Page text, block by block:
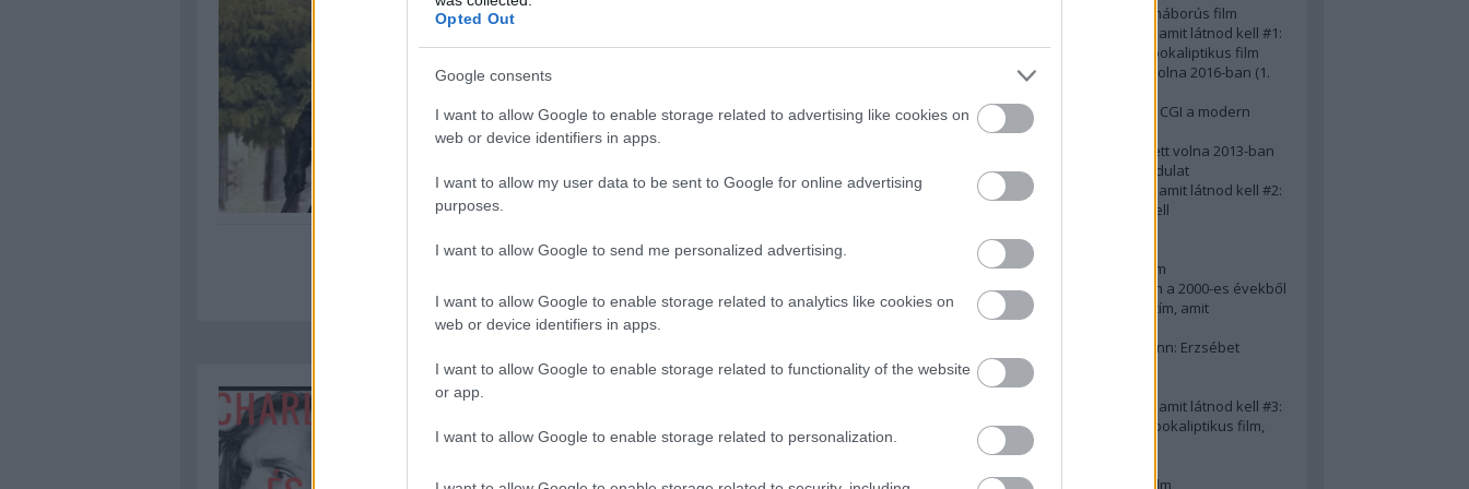
Opted Out
Google consents
I want to allow Google to enable storage related to advertising like cookies on
web or device identifiers in apps.
I want to allow my user data to be sent to Google for online advertising
purposes.
I want to allow Google to send me personalized advertising.
I want to allow Google to enable storage related to analytics like cookies on
web or device identifiers in apps.
I want to allow Google to enable storage related to functionality of the website
or app.
I want to allow Google to enable storage related to personalization.
Zorro (1975)
fel a filmvásznat a spanyol
tempramentumával, és nagyon jól
hős akit gyerekként lát. Korom okán
Charles és Quentin: Az
A 10 legjobb második világháborús film
50 posztapokaliptikus film, amit látnod kell #1:
A 10 legkreatívabb posztapokaliptikus film
20 film, amit látnod kellett volna 2016-ban (1.
Ezért néz ki borzasztóan a CGI a modern
filmekben (is)
15(+1) film, amit látnod kellett volna 2013-ban
A 15 legnagyobb filmes fordulat
50 posztapokaliptikus film, amit látnod kell #2:
10 zombifilm, amit látnod kell
A 10 legjobb Brad Pitt-film
A 10 legjobb Mel Gibson-film
Az igazi 10 legjobb akciófilm a 2000-es évekből
10 iszonyatos magyar filmcím, amit
Könyvkritika: Brigitte Hamann: Erzsébet
királyné (2019)
A 10 legjobb Al Pacino - film
50 posztapokaliptikus film, amit látnod kell #3:
10 (nem is annyira) posztapokaliptikus film,
amit látnod kell
A 10 legjobb Matt Damon-film